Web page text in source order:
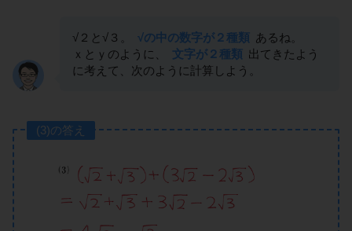
√２と√３。 √の中の数字が２種類 あるね。
ｘとｙのように、
文字が２種類 出てきたよう
に考えて、次のように計算しよう。
(3)の答え